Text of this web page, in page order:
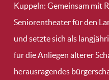
Kuppeln: Gemeinsam mit
Seniorentheater für den
und setzte sich als
für die Anliegen älterer
herausragendes